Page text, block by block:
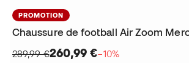
PROMOTION
289,99 €260,99 €−10%